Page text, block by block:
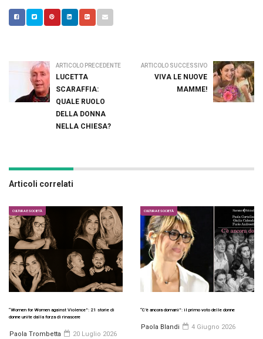
ARTICOLO PRECEDENTE
LUCETTA
SCARAFFIA:
QUALE RUOLO
DELLA DONNA
NELLA CHIESA?
ARTICOLO SUCCESSIVO
VIVA LE NUOVE
MAMME!
Articoli correlati
CULTURA E SOCIETÀ
“Women for Women against Violence”: 21 storie di
donne unite dalla forza di rinascere
Paola Trombetta 20 Luglio 2026
CULTURA E SOCIETÀ
“C’è ancora domani”: il primo voto delle donne
Paola Blandi 4 Giugno 2026